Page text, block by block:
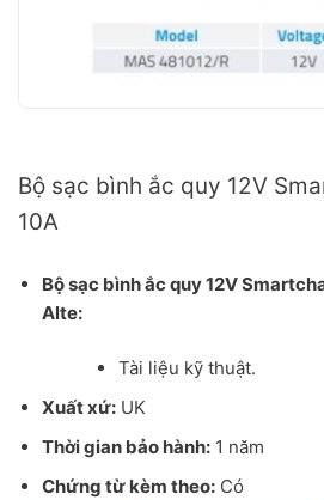
Bộ sạc bình ắc quy 12V
10A
Bộ sạc bình ắc quy 12V
Alte:
Tài liệu kỹ thuật.
Xuất xứ:UK
Thời gian bảo hành:1 năm
Chứng từ kèm theo:Có